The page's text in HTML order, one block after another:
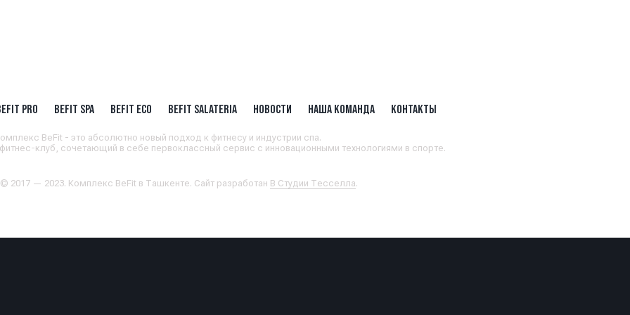
PRO BEFIT SPA BEFIT ECO BEFIT SALATERIA НОВОСТИ НАША КОМАНДА КОНТАКТЫ
BeFit - это абсолютно новый подход к фитнесу и индустрии спа.
клуб, сочетающий в себе первоклассный сервис с инновационными технологиями в спорте.
2017 — 2023. Комплекс BeFit в Ташкенте. Сайт разработан В Студии Тесселла.